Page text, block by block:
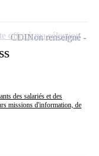
des salariés et des
missions d'information, de
CDINon renseigné
offre à ma sélection